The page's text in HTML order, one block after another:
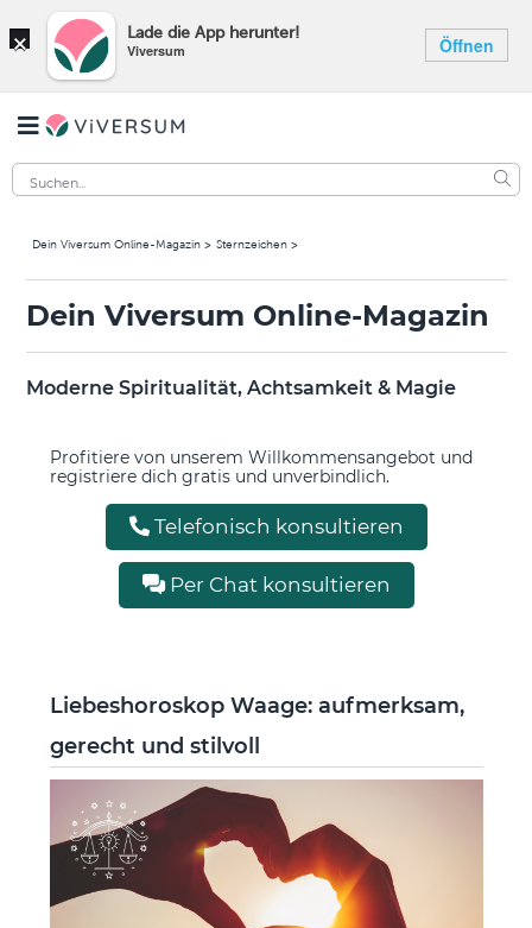
× Lade die App herunter!
Viversum Öffnen
Dein Viversum Online-Magazin Sternzeichen
Dein Viversum Online-Magazin
Moderne Spiritualität, Achtsamkeit & Magie
Profitiere von unserem Willkommensangebot und
registriere dich gratis und unverbindlich.
Telefonisch konsultieren
Per Chat konsultieren
Liebeshoroskop Waage: aufmerksam,
gerecht und stilvoll